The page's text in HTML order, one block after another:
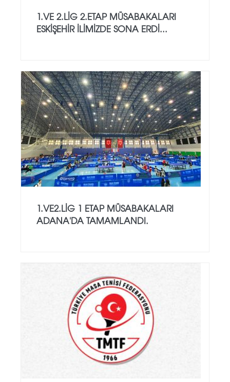
1.VE 2.LİG 2.ETAP MÜSABAKALARI
ESKİŞEHİR İLİMİZDE SONA ERDİ...
1.VE2.LİG 1 ETAP MÜSABAKALARI
ADANA'DA TAMAMLANDI.